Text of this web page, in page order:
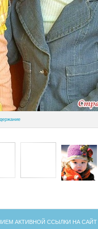
АКТИВНОЙ ССЫЛКИ НА САЙТ